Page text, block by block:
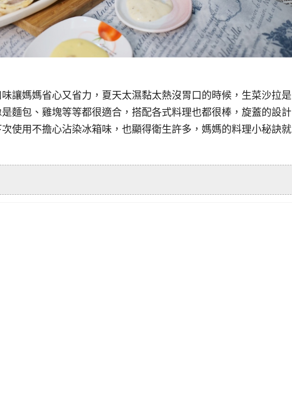
讓媽媽省心又省力，夏天太濕黏太熱沒胃口的時候，生菜沙拉是
麵包、雞塊等等都很適合，搭配各式料理也都很棒，旋蓋的設計
使用不擔心沾染冰箱味，也顯得衛生許多，媽媽的料理小秘訣就